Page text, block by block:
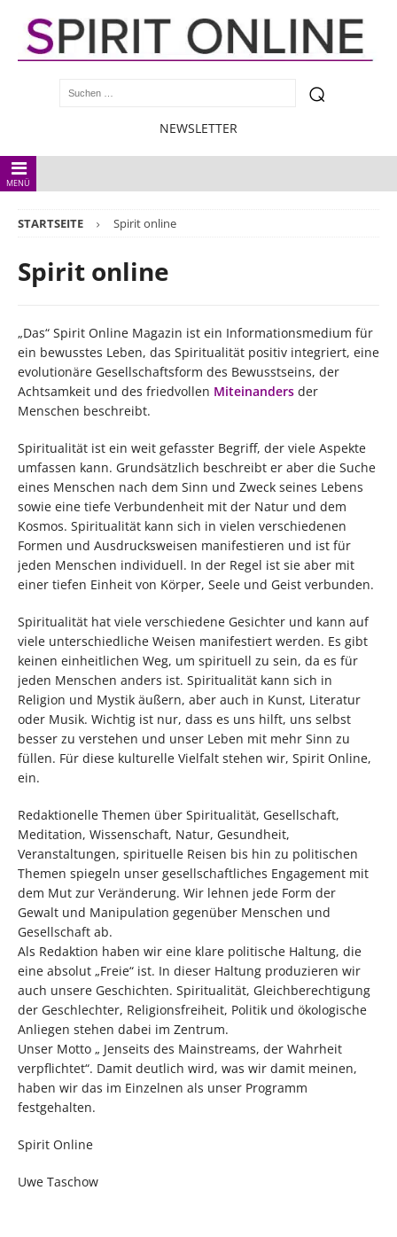
NEWSLETTER
MENÜ
STARTSEITE Spirit online
Spirit online
„Das“ Spirit Online Magazin ist ein Informationsmedium für
ein bewusstes Leben, das Spiritualität positiv integriert, eine
evolutionäre Gesellschaftsform des Bewusstseins, der
Achtsamkeit und des friedvollen Miteinanders der
Menschen beschreibt.
Spiritualität ist ein weit gefasster Begriff, der viele Aspekte
umfassen kann. Grundsätzlich beschreibt er aber die Suche
eines Menschen nach dem Sinn und Zweck seines Lebens
sowie eine tiefe Verbundenheit mit der Natur und dem
Kosmos. Spiritualität kann sich in vielen verschiedenen
Formen und Ausdrucksweisen manifestieren und ist für
jeden Menschen individuell. In der Regel ist sie aber mit
einer tiefen Einheit von Körper, Seele und Geist verbunden.
Spiritualität hat viele verschiedene Gesichter und kann auf
viele unterschiedliche Weisen manifestiert werden. Es gibt
keinen einheitlichen Weg, um spirituell zu sein, da es für
jeden Menschen anders ist. Spiritualität kann sich in
Religion und Mystik äußern, aber auch in Kunst, Literatur
oder Musik. Wichtig ist nur, dass es uns hilft, uns selbst
besser zu verstehen und unser Leben mit mehr Sinn zu
füllen. Für diese kulturelle Vielfalt stehen wir, Spirit Online,
ein.
Redaktionelle Themen über Spiritualität, Gesellschaft,
Meditation, Wissenschaft, Natur, Gesundheit,
Veranstaltungen, spirituelle Reisen bis hin zu politischen
Themen spiegeln unser gesellschaftliches Engagement mit
dem Mut zur Veränderung. Wir lehnen jede Form der
Gewalt und Manipulation gegenüber Menschen und
Gesellschaft ab.
Als Redaktion haben wir eine klare politische Haltung, die
eine absolut „Freie“ ist. In dieser Haltung produzieren wir
auch unsere Geschichten. Spiritualität, Gleichberechtigung
der Geschlechter, Religionsfreiheit, Politik und ökologische
Anliegen stehen dabei im Zentrum.
Unser Motto „ Jenseits des Mainstreams, der Wahrheit
verpflichtet“. Damit deutlich wird, was wir damit meinen,
haben wir das im Einzelnen als unser Programm
festgehalten.
Spirit Online
Uwe Taschow